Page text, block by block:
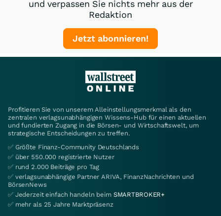
und verpassen Sie nichts mehr aus der
Redaktion
Jetzt abonnieren!
Profitieren Sie von unserem Alleinstellungsmerkmal als den
zentralen verlagsunabhängigen Wissens-Hub für einen aktuellen
und fundierten Zugang in die Börsen- und Wirtschaftswelt, um
strategische Entscheidungen zu treffen.
✅ Größte Finanz-Community Deutschlands
✅ über 550.000 registrierte Nutzer
✅ rund 2.000 Beiträge pro Tag
✅ verlagsunabhängige Partner ARIVA, FinanzNachrichten und
BörsenNews
✅ Jederzeit einfach handeln beim SMARTBROKER+
✅ mehr als 25 Jahre Marktpräsenz